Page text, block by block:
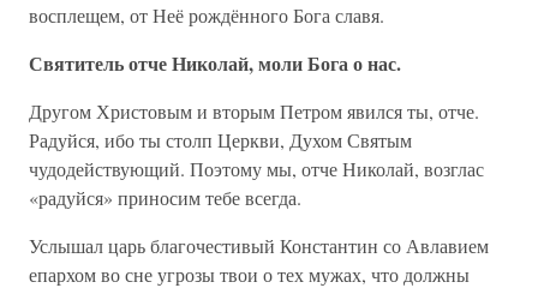
восплещем, от Неё рождённого Бога славя.
Святитель отче Николай, моли Бога о нас.
Другом Христовым и вторым Петром явился ты, отче.
Радуйся, ибо ты столп Церкви, Духом Святым
чудодействующий. Поэтому мы, отче Николай, возглас
«радуйся» приносим тебе всегда.
Услышал царь благочестивый Константин со Авлавием
епархом во сне угрозы твои о тех мужах, что должны